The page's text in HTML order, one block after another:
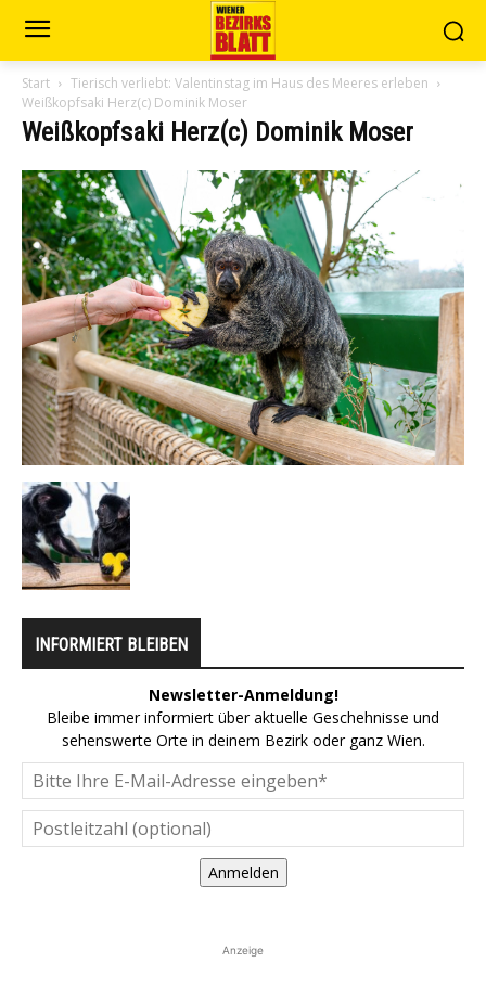
Start
Tierisch verliebt: Valentinstag im Haus des Meeres erleben
Weißkopfsaki Herz(c) Dominik Moser
Weißkopfsaki Herz(c) Dominik Moser
INFORMIERT BLEIBEN
Newsletter-Anmeldung!
Bleibe immer informiert über aktuelle Geschehnisse und
sehenswerte Orte in deinem Bezirk oder ganz Wien.
Anmelden
Anzeige